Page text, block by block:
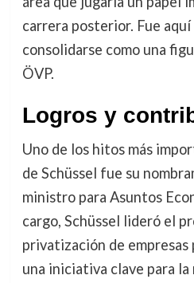
carrera posterior. Fue aquí
consolidarse como una
ÖVP.
Logros y
Uno de los hitos más
de Schüssel fue su
ministro para Asuntos
cargo, Schüssel lideró el
privatización de empresas
una iniciativa clave para